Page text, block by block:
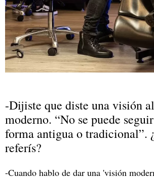
-Dijiste que diste una visión
moderno. “No se puede
forma antigua o tradicional”.
referís?
-Cuando hablo de dar una 'visión